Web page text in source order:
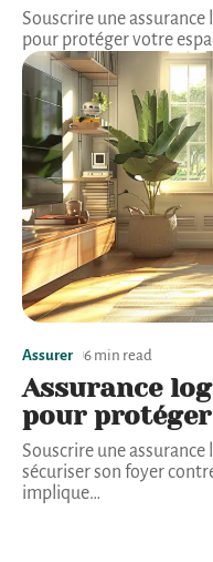
Souscrire une
pour protéger votre
Assurer 6 min read
Assurance
pour
Souscrire une
sécuriser son foyer
implique…